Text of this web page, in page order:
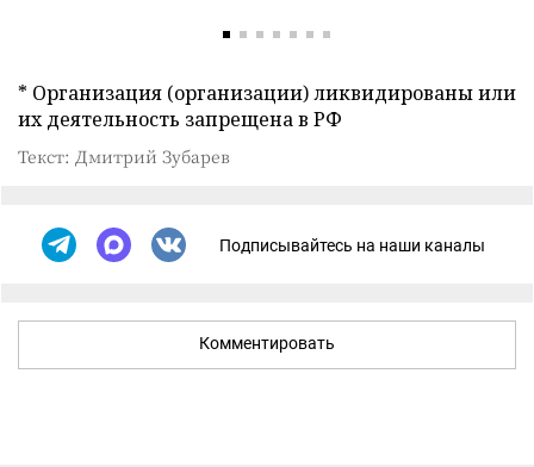
* Организация (организации) ликвидированы или
их деятельность запрещена в РФ
Текст: Дмитрий Зубарев
Подписывайтесь на наши каналы
Комментировать